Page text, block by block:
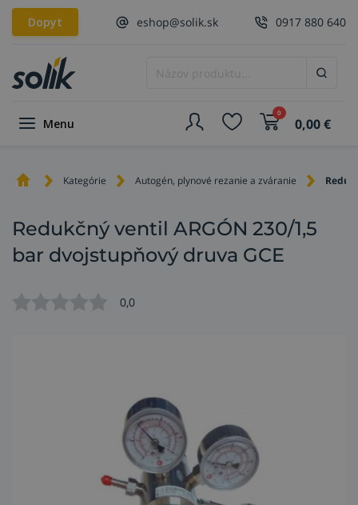
Dopyt eshop@solik.sk 0917 880 640
Menu
0
0,00€
Kategórie Autogén, plynové rezanie a zváranie
Redukčný ventil ARGÓN 230/1,5
bar dvojstupňový druva GCE
0,0